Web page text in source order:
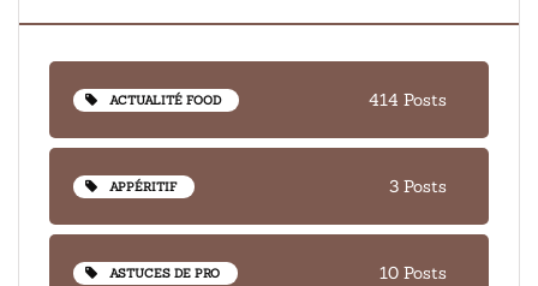
ACTUALITÉ FOOD 414 Posts
APPÉRITIF 3 Posts
ASTUCES DE PRO 10 Posts